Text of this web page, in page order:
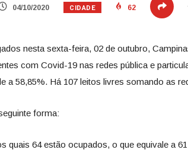
04/10/2020 CIDADE 62
nesta sexta-feira, 02 de outubro,
com Covid-19 nas redes pública e
a 58,85%. Há 107 leitos livres somando as
forma:
quais 64 estão ocupados, o que equivale a